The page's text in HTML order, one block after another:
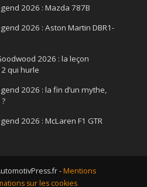
2026 : Mazda 787B
2026 : Aston Martin DBR1-
2026 : la leçon
qui hurle
2026 : la fin d’un mythe,
2026 : McLaren F1 GTR
-Mentions
sur les cookies